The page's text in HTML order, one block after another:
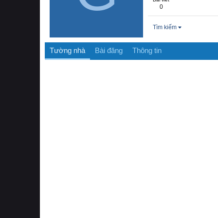
0
Tìm kiếm
Tường nhà Bài đăng Thông tin